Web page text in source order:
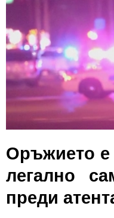
Оръжието е
легално
преди